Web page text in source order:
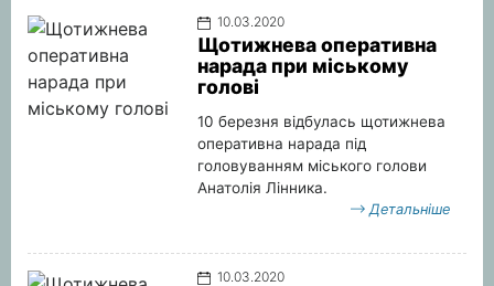
10.03.2020
Щотижнева оперативна
нарада при міському
голові
10 березня відбулась щотижнева
оперативна нарада під
головуванням міського голови
Анатолія Лінника.
Детальніше
10.03.2020